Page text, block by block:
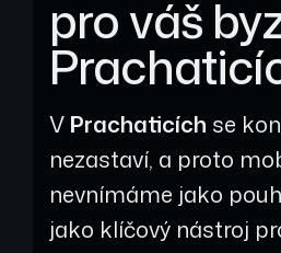
pro váš
V Prachaticích se
nezastaví, a proto
nevnímáme jako
jako klíčový nástroj